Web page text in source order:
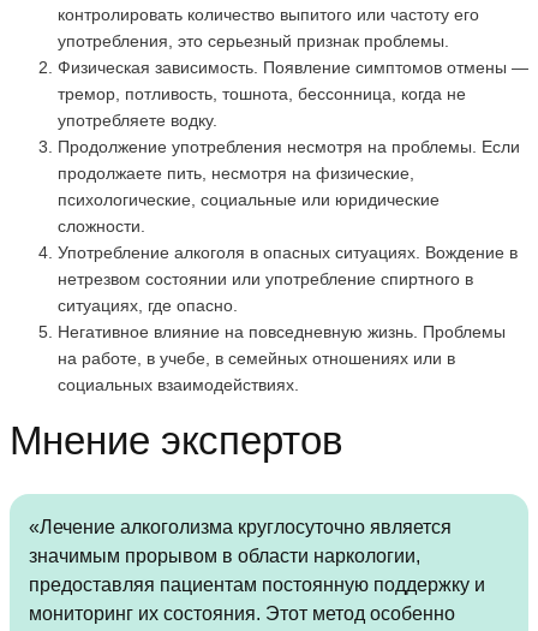
контролировать количество выпитого или частоту его
употребления, это серьезный признак проблемы.
Физическая зависимость. Появление симптомов отмены —
тремор, потливость, тошнота, бессонница, когда не
употребляете водку.
Продолжение употребления несмотря на проблемы. Если
продолжаете пить, несмотря на физические,
психологические, социальные или юридические
сложности.
Употребление алкоголя в опасных ситуациях. Вождение в
нетрезвом состоянии или употребление спиртного в
ситуациях, где опасно.
Негативное влияние на повседневную жизнь. Проблемы
на работе, в учебе, в семейных отношениях или в
социальных взаимодействиях.
Мнение экспертов
«Лечение алкоголизма круглосуточно является
значимым прорывом в области наркологии,
предоставляя пациентам постоянную поддержку и
мониторинг их состояния. Этот метод особенно